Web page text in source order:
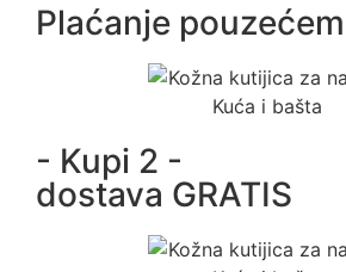
Plaćanje pouzećem
- Kupi 2 -
dostava GRATIS